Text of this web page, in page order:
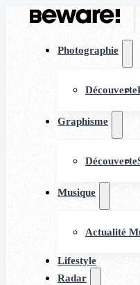
Photographie
Découverte
Graphisme
Découverte
Musique
Actualité
Lifestyle
Radar